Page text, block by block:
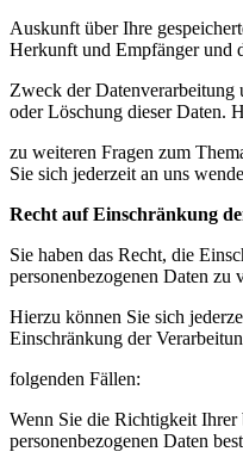
Auskunft über Ihre
Herkunft und Empfänger und
Zweck der
oder Löschung dieser Daten.
zu weiteren Fragen zum
Sie sich jederzeit an uns
Recht auf Einschränkung
Sie haben das Recht, die
personenbezogenen Daten zu
Hierzu können Sie sich
Einschränkung der
folgenden Fällen:
Wenn Sie die Richtigkeit Ihrer
personenbezogenen Daten